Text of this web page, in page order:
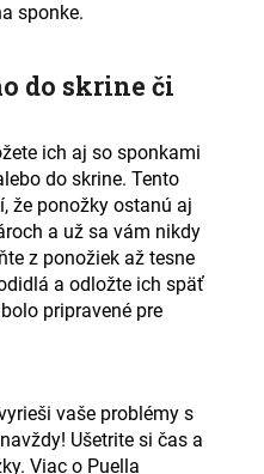
sponke.
do skrine či
ich aj so sponkami
do skrine. Tento
že ponožky ostanú aj
a už sa vám nikdy
z ponožiek až tesne
a odložte ich späť
pripravené pre
vaše problémy s
Ušetrite si čas a
Viac o Puella